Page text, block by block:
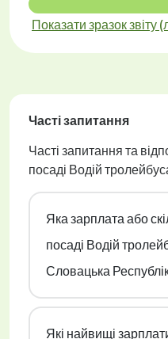
Показати зразок
Часті запитання
Часті запитання та
посаді Водій
Яка зарплата або
посаді Водій
Словацька
Які найвищі